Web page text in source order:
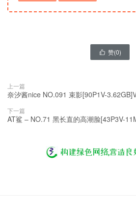
 赞(0)
上一篇
奈汐酱nice NO.091 束影[90P1V-
下一篇
AT鲨 – NO.71 黑长直的高潮脸[43P3V-